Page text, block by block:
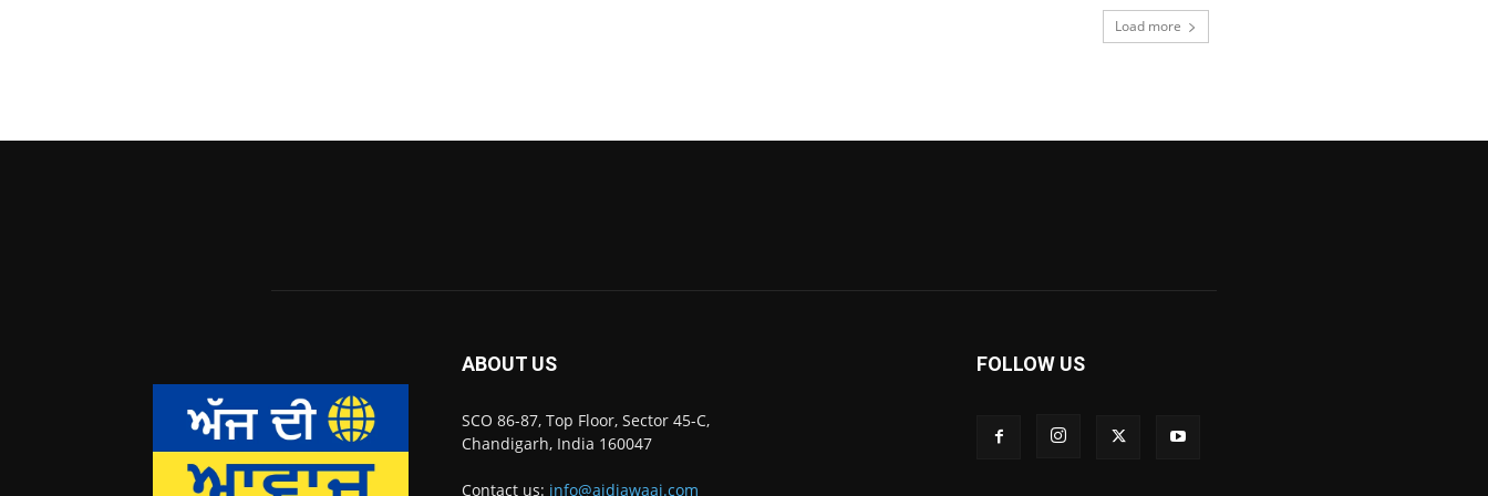
Load more
ABOUT US
SCO 86-87, Top Floor, Sector 45-C,
Chandigarh, India 160047
Contact us: info@ajdiawaaj.com
FOLLOW US